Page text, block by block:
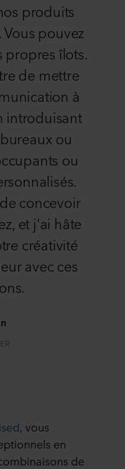
produits
pouvez
propres îlots.
de mettre
à
introduisant
ou
ou
concevoir
et j'ai hâte
créativité
avec ces
, vous
en
de